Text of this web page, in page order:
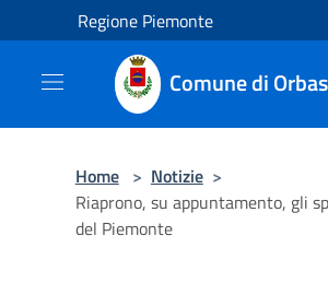
Salta al contenuto principale
Regione Piemonte
Comune di
Home > Notizie >
Riaprono, su appuntamento, gli
del Piemonte